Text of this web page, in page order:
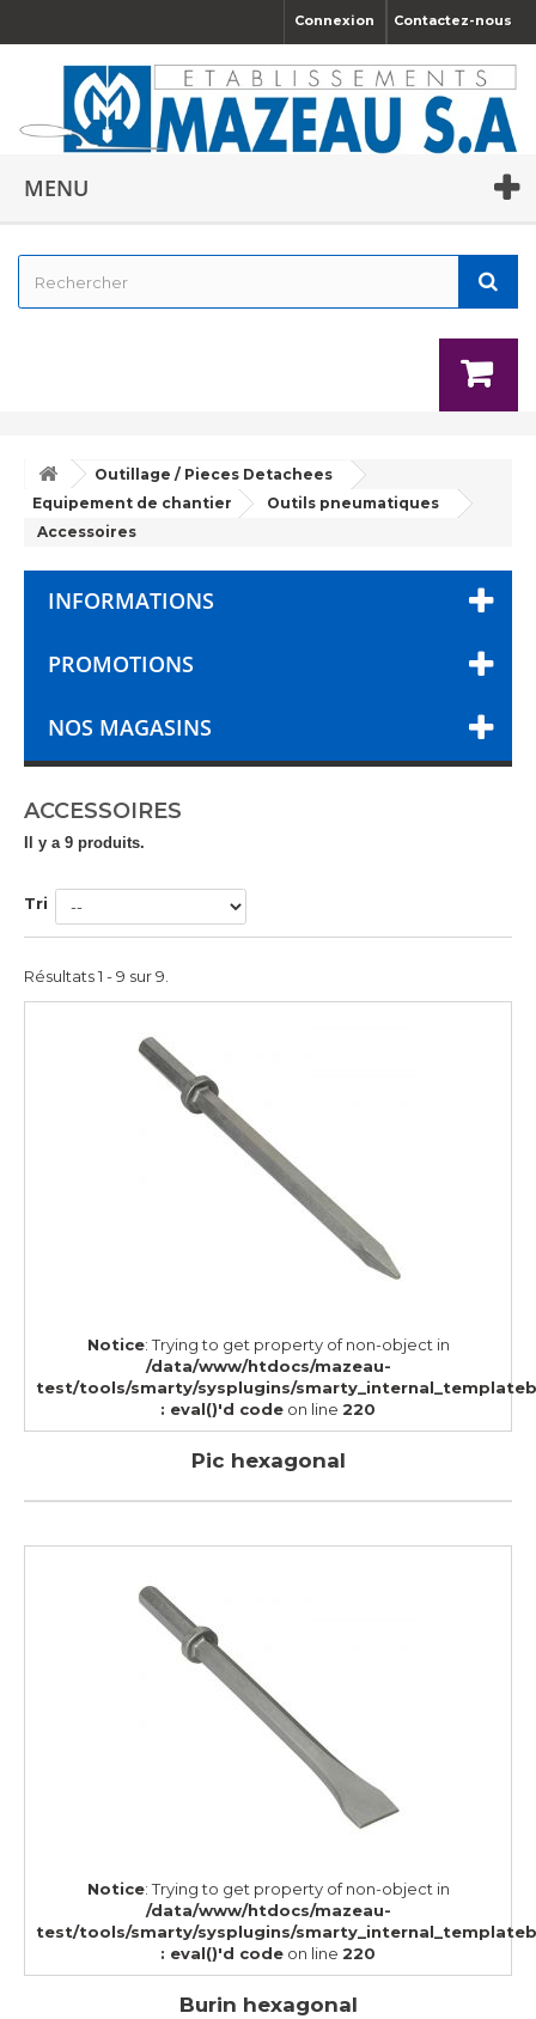
Contactez-nous
Connexion
MENU
Outillage / Pieces Detachees
Equipement de chantier
Outils pneumatiques
Accessoires
INFORMATIONS
PROMOTIONS
NOS MAGASINS
ACCESSOIRES
Il y a 9 produits.
Tri
Résultats 1 - 9 sur 9.
Notice: Trying to get property of non-object in
/data/www/htdocs/mazeau-
test/tools/smarty/sysplugins/
: eval()'d code on line 220
Pic hexagonal
Notice: Trying to get property of non-object in
/data/www/htdocs/mazeau-
test/tools/smarty/sysplugins/
: eval()'d code on line 220
Burin hexagonal